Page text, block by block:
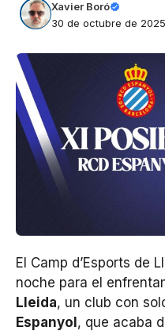
Xavier Boró
30 de octubre de 2025
El Camp d’Esports de
noche para el
Lleida, un club con
Espanyol, que acaba